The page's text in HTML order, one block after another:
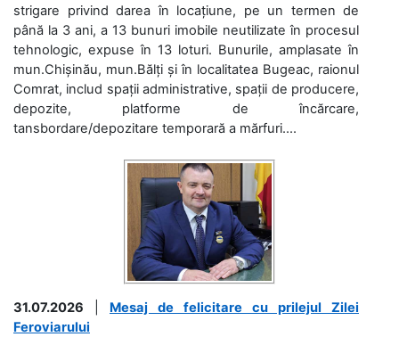
strigare privind darea în locațiune, pe un termen de
până la 3 ani, a 13 bunuri imobile neutilizate în procesul
tehnologic, expuse în 13 loturi. Bunurile, amplasate în
mun.Chișinău, mun.Bălți și în localitatea Bugeac, raionul
Comrat, includ spații administrative, spații de producere,
depozite, platforme de încărcare,
tansbordare/depozitare temporară a mărfuri....
31.07.2026
Mesaj de felicitare cu prilejul Zilei
Feroviarului